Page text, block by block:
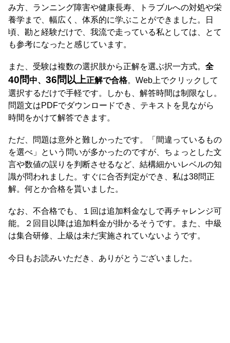
み方、ランニング障害や健康長寿、トラブルへの対処や栄
養学まで、幅広く、体系的に学ぶことができました。日
頃、勘と経験だけで、我流で走っている私としては、とて
も参考になったと感じています。
また、受験は複数の選択肢から正解を選ぶ択一方式。 全
40問中、 36問以上正解で合格。Web上でクリックして
選択するだけで手軽です。しかも、解答時間は制限なし。
問題文はPDFでダウンロードでき、テキストを見ながら
時間をかけて解答できます。
ただ、問題は意外と難しかったです。「間違っているもの
を選べ」という問いが多かったのですが、ちょっとした文
言や数値の誤りを判断させるなど、結構細かいレベルの知
識が問われました。すぐに合否判定ができ、私は38問正
解。何とか合格を貰いました。
なお、不合格でも、１回は追加料金なしで再チャレンジ可
能。２回目以降は追加料金が掛かるそうです。また、中級
は集合研修、上級は未だ実施されていないようです。
今日もお読みいただき、ありがとうございました。